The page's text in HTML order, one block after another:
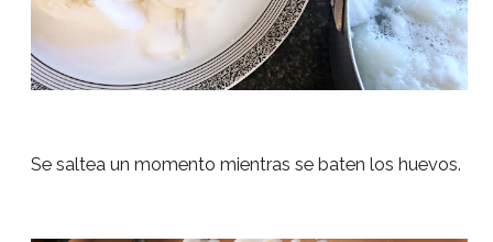
Se saltea un momento mientras se baten los huevos.